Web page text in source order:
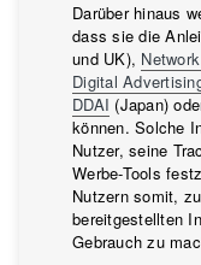
Darüber hinaus
dass sie die
und UK),
Digital
DDAI (Japan)
können. Solche
Nutzer, seine
Werbe-Tools
Nutzern somit,
bereitgestellten
Gebrauch zu